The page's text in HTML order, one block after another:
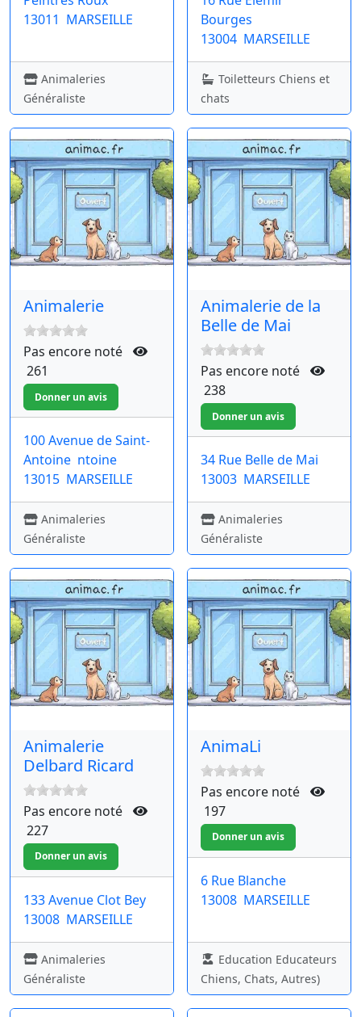
13011 MARSEILLE
Animaleries
Généraliste
Bourges
13004 MARSEILLE
Toiletteurs Chiens et
chats
Animalerie
Pas encore noté
261
100 Avenue de Saint-
Antoine ntoine
13015 MARSEILLE
Animaleries
Généraliste
Animalerie de la
Belle de Mai
Pas encore noté
238
34 Rue Belle de Mai
13003 MARSEILLE
Animaleries
Généraliste
Animalerie
Delbard Ricard
Pas encore noté
227
133 Avenue Clot Bey
13008 MARSEILLE
Animaleries
Généraliste
AnimaLi
Pas encore noté
197
6 Rue Blanche
13008 MARSEILLE
Education Educateurs
Chiens, Chats, Autres)